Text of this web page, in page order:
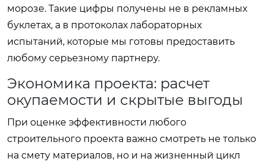
морозе. Такие цифры получены не в рекламных
буклетах, а в протоколах лабораторных
испытаний, которые мы готовы предоставить
любому серьезному партнеру.
Экономика проекта: расчет
окупаемости и скрытые выгоды
При оценке эффективности любого
строительного проекта важно смотреть не только
на смету материалов, но и на жизненный цикл